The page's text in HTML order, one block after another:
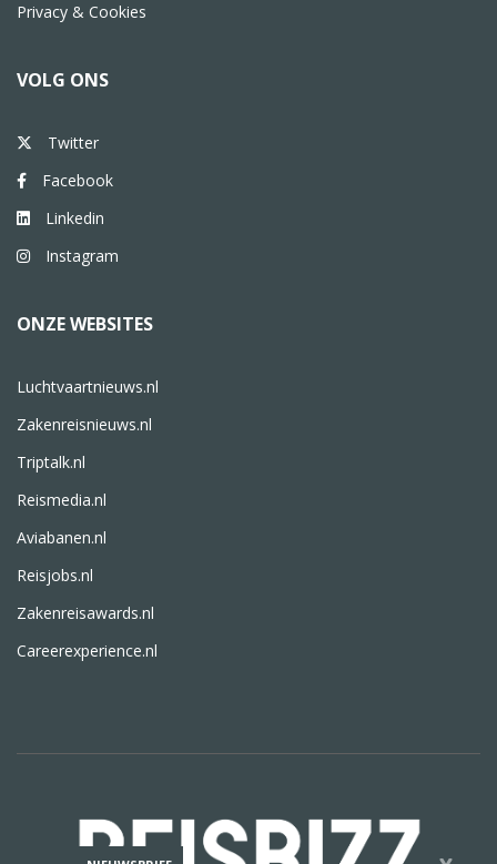
Privacy & Cookies
VOLG ONS
Twitter
Facebook
Linkedin
Instagram
ONZE WEBSITES
Luchtvaartnieuws.nl
Zakenreisnieuws.nl
Triptalk.nl
Reismedia.nl
Aviabanen.nl
Reisjobs.nl
Zakenreisawards.nl
Careerexperience.nl